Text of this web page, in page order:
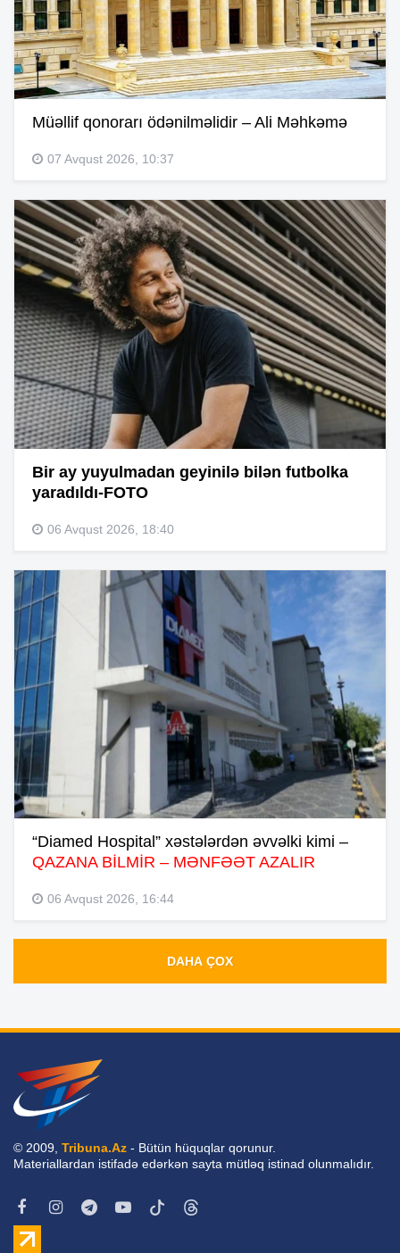
Müəllif qonorarı ödənilməlidir – Ali Məhkəmə
07 Avqust 2026, 10:37
Bir ay yuyulmadan geyinilə bilən futbolka
yaradıldı-FOTO
06 Avqust 2026, 18:40
“Diamed Hospital” xəstələrdən əvvəlki kimi –
QAZANA BİLMİR – MƏNFƏƏT AZALIR
06 Avqust 2026, 16:44
DAHA ÇOX
© 2009, Tribuna.Az - Bütün hüquqlar qorunur.
Materiallardan istifadə edərkən sayta mütləq istinad olunmalıdır.